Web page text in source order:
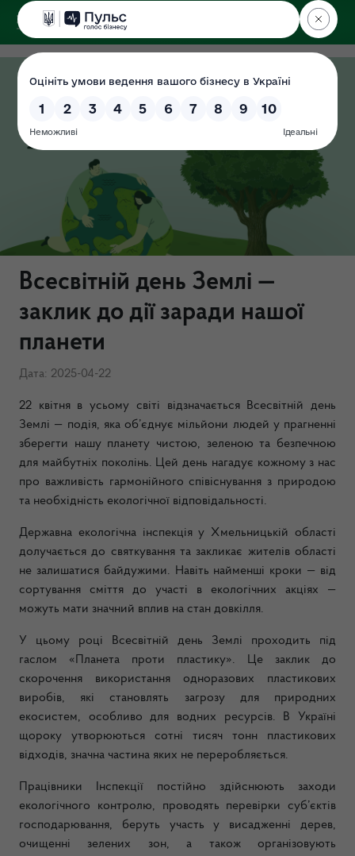
ДЕРЖЕКОІНСПЕКЦІЯ
у Хмельницькій області
Всесвітній день Землі —
заклик до дії заради нашої
планети
Дата: 2025-04-22
22 квітня в усьому світі відзначається Всесвітній день
Землі — подія, яка об’єднує мільйони людей у прагненні
зберегти нашу планету чистою, зеленою та безпечною
для майбутніх поколінь. Цей день нагадує кожному з нас
про важливість гармонійного співіснування з природою
та необхідність екологічної відповідальності.
Державна екологічна інспекція у Хмельницькій області
долучається до святкування та закликає жителів області
не залишатися байдужими. Навіть найменші кроки — від
сортування сміття до участі в екологічних акціях —
можуть мати значний вплив на стан довкілля.
У цьому році Всесвітній день Землі проходить під
гаслом «Планета проти пластику». Це заклик до
скорочення використання одноразових пластикових
виробів, які становлять загрозу для природних
екосистем, особливо для водних ресурсів. В Україні
щороку утворюються сотні тисяч тонн пластикових
відходів, значна частина яких не переробляється.
Працівники Інспекції постійно здійснюють заходи
екологічного контролю, проводять перевірки суб’єктів
господарювання, беруть участь у висадженні дерев,
очищенні зелених зон, а також організовують